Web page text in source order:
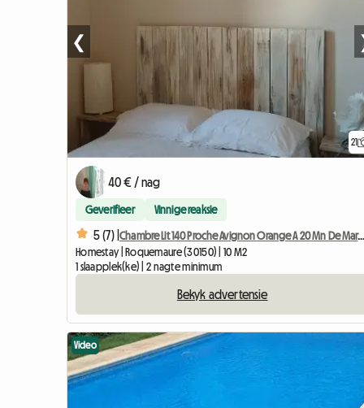
21
❮
40 € / nag
Geverifieer Vinnige reaksie
5 (7) |
Chambre Lit 140 Proche Avignon Orange A 20 Mn De Marcoule
Homestay | Roquemaure (30150) | 10 M2
1 slaapplek(ke) | 2 nagte minimum
Bekyk advertensie
Video